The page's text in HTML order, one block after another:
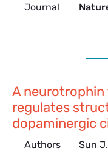
Journal
A
regulates
dopaminergic
Authors
Sun